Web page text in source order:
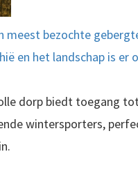
bezochte
en het landschap is er
dorp biedt toegang
wintersporters,